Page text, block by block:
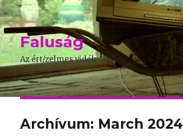
Faluság
Az ért/zelmes vidék
Archívum: March 2024